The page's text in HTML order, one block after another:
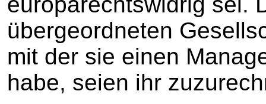
übergeordneten
mit der sie einen
habe, seien ihr